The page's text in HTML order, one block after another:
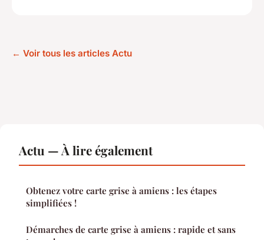
← Voir tous les articles Actu
Actu — À lire également
Obtenez votre carte grise à amiens : les étapes
simplifiées !
Démarches de carte grise à amiens : rapide et sans